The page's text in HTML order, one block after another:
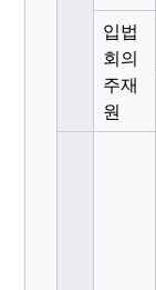
입법
회의
주재
원